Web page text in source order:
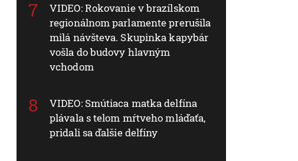
VIDEO: Rokovanie v brazílskom
regionálnom parlamente prerušila
milá návšteva. Skupinka kapybár
vošla do budovy hlavným
vchodom
VIDEO: Smútiaca matka delfína
plávala s telom mŕtveho mláďaťa,
pridali sa ďalšie delfíny